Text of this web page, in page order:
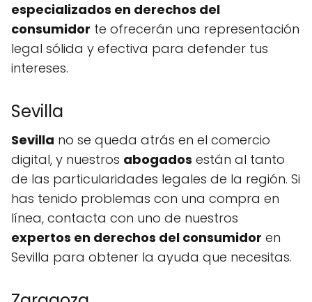
especializados en derechos del
consumidor te ofrecerán una representación
legal sólida y efectiva para defender tus
intereses.
Sevilla
Sevilla no se queda atrás en el comercio
digital, y nuestros abogados están al tanto
de las particularidades legales de la región. Si
has tenido problemas con una compra en
línea, contacta con uno de nuestros
expertos en derechos del consumidor en
Sevilla para obtener la ayuda que necesitas.